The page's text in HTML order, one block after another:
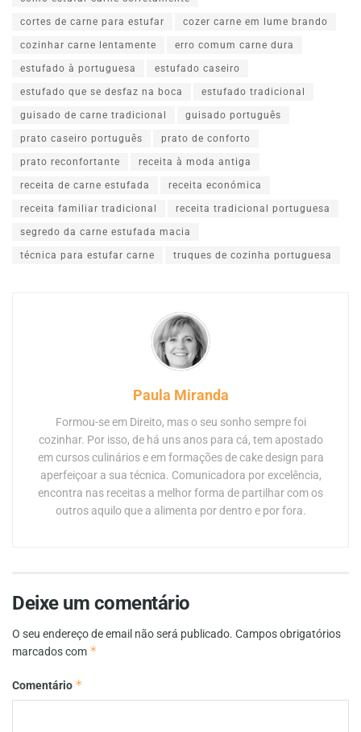
cortes de carne para estufar cozer carne em lume brando
cozinhar carne lentamente erro comum carne dura
estufado à portuguesa estufado caseiro
estufado que se desfaz na boca estufado tradicional
guisado de carne tradicional guisado português
prato caseiro português prato de conforto
prato reconfortante receita à moda antiga
receita de carne estufada receita económica
receita familiar tradicional receita tradicional portuguesa
segredo da carne estufada macia
técnica para estufar carne truques de cozinha portuguesa
Paula Miranda
Formou-se em Direito, mas o seu sonho sempre foi
cozinhar. Por isso, de há uns anos para cá, tem apostado
em cursos culinários e em formações de cake design para
aperfeiçoar a sua técnica. Comunicadora por excelência,
encontra nas receitas a melhor forma de partilhar com os
outros aquilo que a alimenta por dentro e por fora.
Deixe um comentário
O seu endereço de email não será publicado. Campos obrigatórios
marcados com *
Comentário *